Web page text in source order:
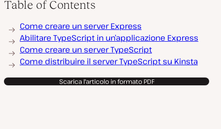
Table of Contents
Come creare un server Express
Abilitare TypeScript in un’applicazione Express
Come creare un server TypeScript
Come distribuire il server TypeScript su Kinsta
Scarica l'articolo in formato PDF